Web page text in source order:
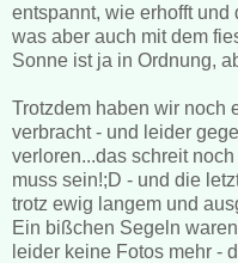
entspannt, wie erhofft
was aber auch mit dem
Sonne ist ja in Ordnung,
Trotzdem haben wir noch
verbracht - und leider
verloren...das schreit
muss sein!;D - und die
trotz ewig langem und
Ein bißchen Segeln
leider keine Fotos mehr -